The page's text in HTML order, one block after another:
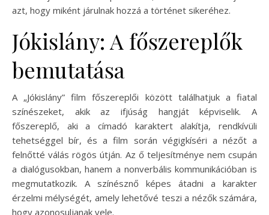
azt, hogy miként járulnak hozzá a történet sikeréhez.
Jókislány: A főszereplők
bemutatása
A „Jókislány” film főszereplői között találhatjuk a fiatal
színészeket, akik az ifjúság hangját képviselik. A
főszereplő, aki a címadó karaktert alakítja, rendkívüli
tehetséggel bír, és a film során végigkíséri a nézőt a
felnőtté válás rögös útján. Az ő teljesítménye nem csupán
a dialógusokban, hanem a nonverbális kommunikációban is
megmutatkozik. A színésznő képes átadni a karakter
érzelmi mélységét, amely lehetővé teszi a nézők számára,
hogy azonosuljanak vele.